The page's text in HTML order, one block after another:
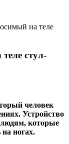
на теле
стул-
человек
Устройство
людям, которые
ногах.